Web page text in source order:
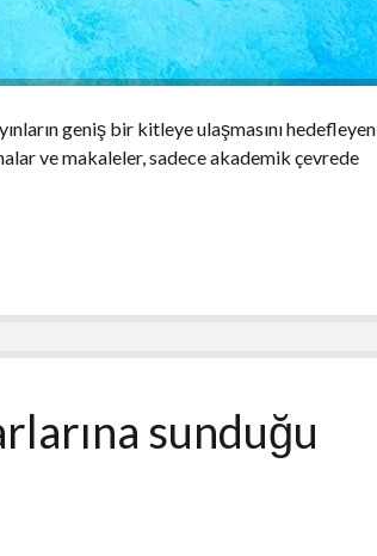
geniş bir kitleye ulaşmasını hedefleyen
ve makaleler, sadece akademik çevrede
sunduğu